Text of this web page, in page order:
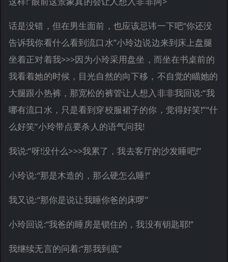
话是没错，但在男生面前，也应该忌讳一下吧“你还没
告诉我你看什么看到流口水”小玲边说边来到床上盘腿
坐着正对着我>>>因为小玲采用盘坐，而坐在书桌前的
我看着她的时候，目光自然的向下移，不自觉的瞄她的
大腿跟小热裤，那宽松的裤管让人想入非非我回说:“我
哪有流口水，只是看到穿校服裙子的你，觉得好笑!”“什
么好笑”小玲带点要杀人的语气问我!
我说:“呀!没什么>>>我累了，我去客厅的沙发睡吧!”
小玲说:“那是木造的，那么硬怎么睡!”
我又说:“那你是说让我睡你爸的床啰”
小玲回说:“我爸的睡房是锁住的，我没有钥匙耶!”
我继续无言的问着:“那我到底”